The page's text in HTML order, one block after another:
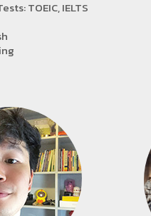
TOEIC, IELTS